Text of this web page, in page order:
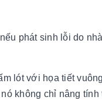
phát sinh lỗi do
lót với họa tiết
không chỉ nâng